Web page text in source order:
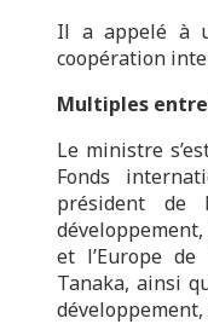
Il a appelé à
coopération
Multiples
Le ministre
Fonds
président de
et l’Europe de
Tanaka, ainsi
développement,